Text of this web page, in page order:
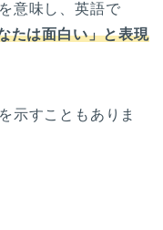
意味し、英語で
たは面白い」と表現
示すこともありま